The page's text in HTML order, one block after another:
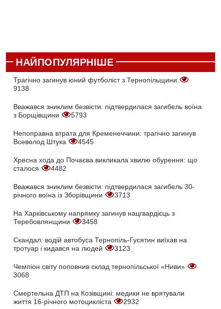
НАЙПОПУЛЯРНІШЕ
Трагічно загинув юний футболіст з Тернопільщини
9138
Вважався зниклим безвісти: підтвердилася загибель воїна
з Борщівщини
5793
Непоправна втрата для Кременеччини: трагічно загинув
Всеволод Штука
4545
Хресна хода до Почаєва викликала хвилю обурення: що
сталося
4482
Вважався зниклим безвісти: підтвердилася загибель 30-
річного воїна із Зборівщини
3713
На Харківському напрямку загинув нацгвардієць з
Теребовлянщини
3458
Скандал: водій автобуса Тернопіль-Гусятин виїхав на
тротуар і кидався на людей
3123
Чемпіон світу поповнив склад тернопільської «Ниви»
3068
Смертельна ДТП на Козівщині: медики не врятували
життя 16-річного мотоцикліста
2932